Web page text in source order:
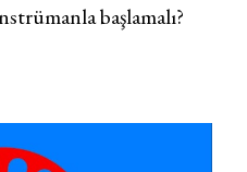
başlamalı?